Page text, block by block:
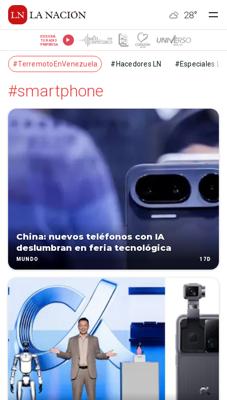
28°
ESCUCHÁ
TU RADIO
PREFERIDA
#TerremotoEnVenezuela #Hacedores LN #Especiales LN
#smartphone
China: nuevos teléfonos con IA
deslumbran en feria tecnológica
MUNDO 17D